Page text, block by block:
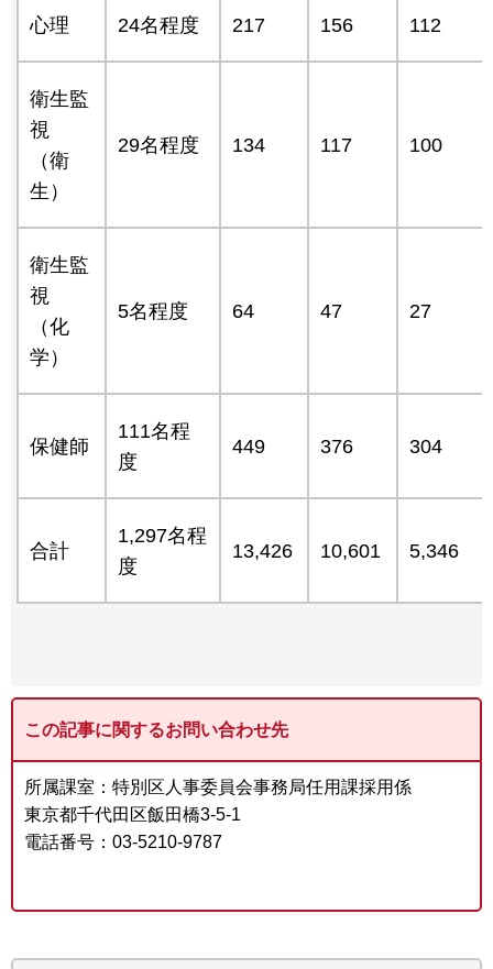
心理 24名程度 217 156 112
衛生監
視
（衛
生）
29名程度 134 117 100
衛生監
視
（化
学）
5名程度 64 47 27
保健師
111名程
度
449 376 304
合計
1,297名程
度
13,426 10,601 5,346
この記事に関するお問い合わせ先
所属課室：特別区人事委員会事務局任用課採用係
東京都千代田区飯田橋3-5-1
電話番号：03-5210-9787